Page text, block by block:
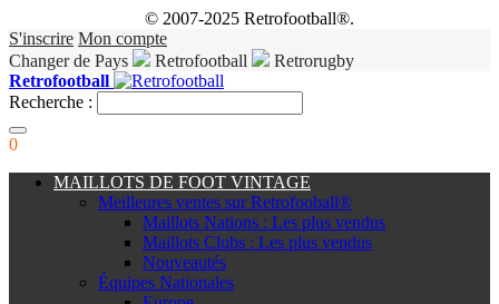
© 2007-2025 Retrofootball®.
S'inscrire Mon compte
Changer de Pays
Retrofootball
Retrorugby
Retrofootball
Recherche :
0
MAILLOTS DE FOOT VINTAGE
Meilleures ventes sur Retrofooball®
Maillots Nations : Les plus vendus
Maillots Clubs : Les plus vendus
Nouveautés
Équipes Nationales